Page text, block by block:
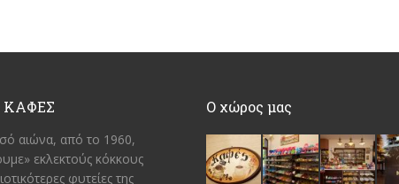
ΚΑΦΕΣ
αιώνα, από το 1960,
εκλεκτούς κόκκους
φυτείες της
Ο χώρος μας